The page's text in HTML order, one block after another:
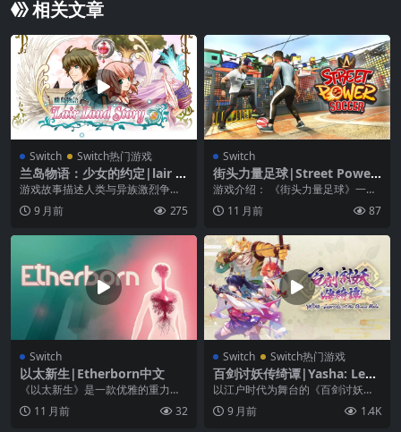
相关文章
Switch Switch热门游戏
兰岛物语：少女的约定|lair la
nd story中文
游戏故事描述人类与异族激烈争
斗，异族侵略者将兰岛王城数百年
的基业破坏得体无完肤，...
9 月前 275
Switch
街头力量足球|Street Power
Football中文
游戏介绍： 《街头力量足球》一款
关于街头足球的体育运动游戏，在
这个城市的各个街道...
11 月前 87
Switch
以太新生|Etherborn中文
《以太新生》是一款优雅的重力谜
题游戏;一款建立在探索和理解重力
转换结构上的环境解...
11 月前 32
Switch Switch热门游戏
百剑讨妖传绮谭|Yasha: Lege
nds of the Demon Blade中
文
以江户时代为舞台的《百剑讨妖传
绮谭》是一款以奇幻冒险为主轴的
Roguelite...
9 月前 1.4K